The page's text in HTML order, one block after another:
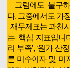
그럼에도 불구
다. 그중에서도 가
재무제표는 과천
는 핵심 지표입니
리 부족’, ‘원가 산
른 미수이자 및 미